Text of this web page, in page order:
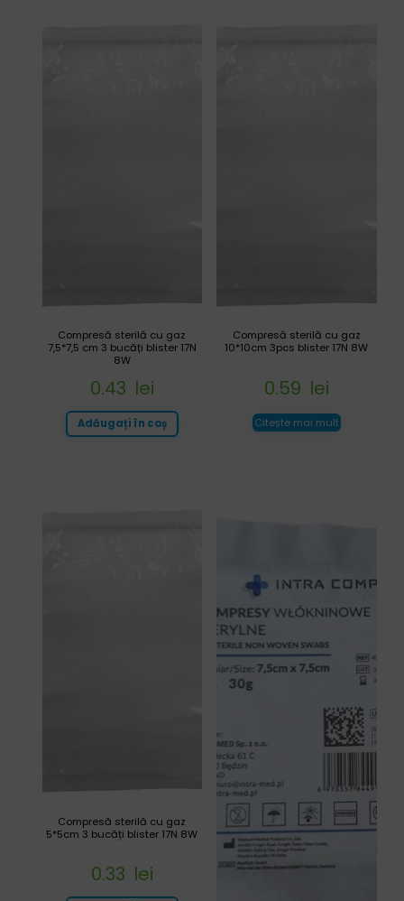
Compresă sterilă cu gaz
10*10cm 3pcs blister 17N 8W
0.59 lei
Citește mai mult
Compresă sterilă cu gaz
7,5*7,5 cm 3 bucăți blister 17N
8W
0.43 lei
Adăugați în coș
Compresă sterilă cu gaz
5*5cm 3 bucăți blister 17N 8W
0.33 lei